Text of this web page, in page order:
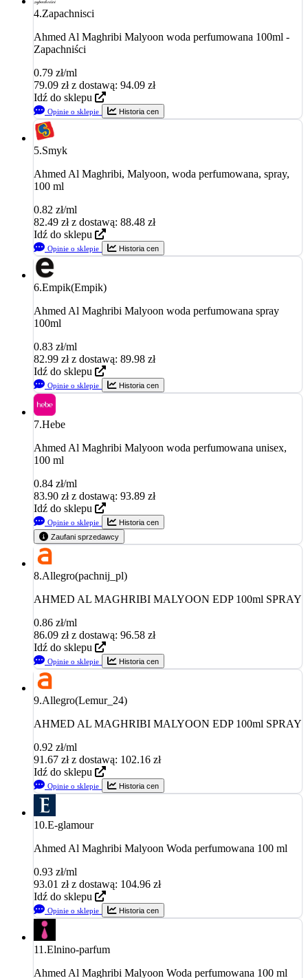
4.Zapachnisci
Ahmed Al Maghribi Malyoon woda perfumowana 100ml -
Zapachniści
0.79 zł/ml
79.09 zł z dostawą: 94.09 zł
Idź do sklepu
Opinie o sklepie Historia cen
5.Smyk
Ahmed Al Maghribi, Malyoon, woda perfumowana, spray,
100 ml
0.82 zł/ml
82.49 zł z dostawą: 88.48 zł
Idź do sklepu
Opinie o sklepie Historia cen
6.Empik(Empik)
Ahmed Al Maghribi Malyoon woda perfumowana spray
100ml
0.83 zł/ml
82.99 zł z dostawą: 89.98 zł
Idź do sklepu
Opinie o sklepie Historia cen
7.Hebe
Ahmed Al Maghribi Malyoon woda perfumowana unisex,
100 ml
0.84 zł/ml
83.90 zł z dostawą: 93.89 zł
Idź do sklepu
Opinie o sklepie
Historia cen
Zaufani sprzedawcy
8.Allegro(pachnij_pl)
AHMED AL MAGHRIBI MALYOON EDP 100ml SPRAY
0.86 zł/ml
86.09 zł z dostawą: 96.58 zł
Idź do sklepu
Opinie o sklepie Historia cen
9.Allegro(Lemur_24)
AHMED AL MAGHRIBI MALYOON EDP 100ml SPRAY
0.92 zł/ml
91.67 zł z dostawą: 102.16 zł
Idź do sklepu
Opinie o sklepie Historia cen
10.E-glamour
Ahmed Al Maghribi Malyoon Woda perfumowana 100 ml
0.93 zł/ml
93.01 zł z dostawą: 104.96 zł
Idź do sklepu
Opinie o sklepie Historia cen
11.Elnino-parfum
Ahmed Al Maghribi Malyoon Woda perfumowana 100 ml